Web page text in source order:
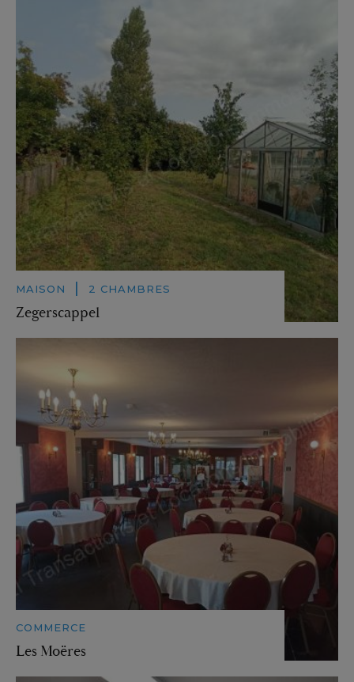
MAISON | 2 CHAMBRES
Zegerscappel
COMMERCE
Les Moëres